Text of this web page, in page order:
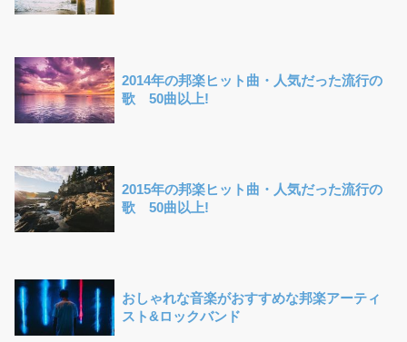
2014年の邦楽ヒット曲・人気だった流行の
歌 50曲以上!
2015年の邦楽ヒット曲・人気だった流行の
歌 50曲以上!
おしゃれな音楽がおすすめな邦楽アーティ
スト&ロックバンド